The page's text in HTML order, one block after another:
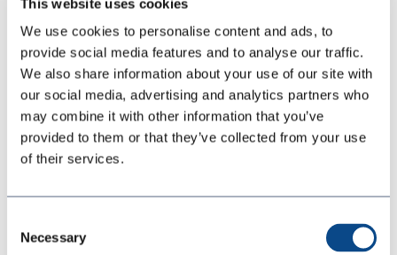
This website uses cookies
We use cookies to personalise content and ads, to
provide social media features and to analyse our traffic.
We also share information about your use of our site with
our social media, advertising and analytics partners who
may combine it with other information that you’ve
provided to them or that they’ve collected from your use
of their services.
Selection
Necessary
d'atterrissage
Atténuation du souffle
Résistant aux chocs
Absorbe les éclats d'obus